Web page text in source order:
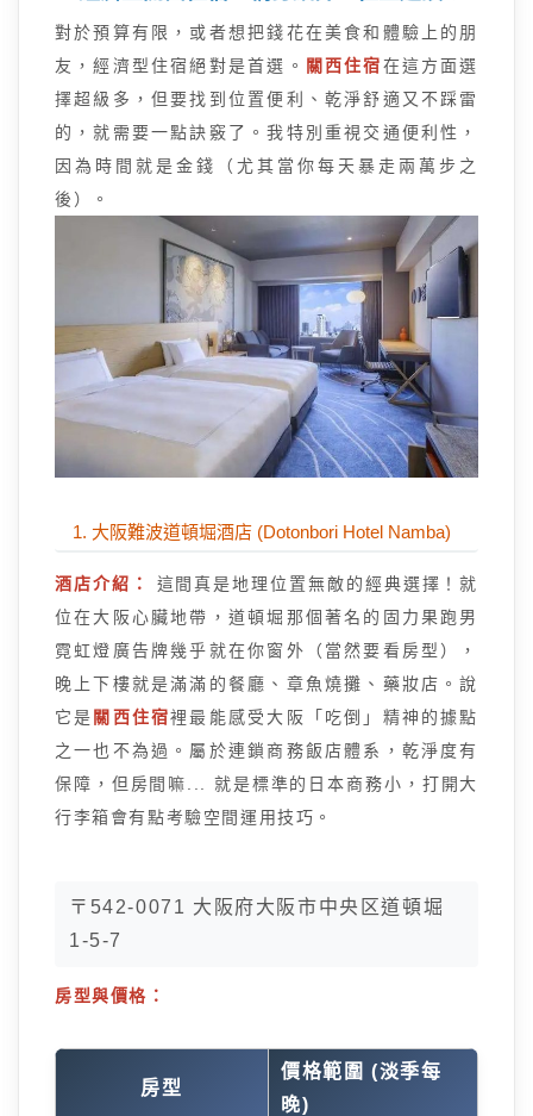
對於預算有限，或者想把錢花在美食和體驗上的朋
友，經濟型住宿絕對是首選。 關西住宿在這方面選
擇超級多，但要找到位置便利、乾淨舒適又不踩雷
的，就需要一點訣竅了。我特別重視交通便利性，
因為時間就是金錢（尤其當你每天暴走兩萬步之
後）。
1. 大阪難波道頓堀酒店 (Dotonbori Hotel Namba)
酒店介紹：
這間真是地理位置無敵的經典選擇！就
位在大阪心臟地帶，道頓堀那個著名的固力果跑男
霓虹燈廣告牌幾乎就在你窗外（當然要看房型），
晚上下樓就是滿滿的餐廳、章魚燒攤、藥妝店。說
它是關西住宿裡最能感受大阪「吃倒」精神的據點
之一也不為過。屬於連鎖商務飯店體系，乾淨度有
保障，但房間嘛... 就是標準的日本商務小，打開大
行李箱會有點考驗空間運用技巧。
〒542-0071 大阪府大阪市中央区道頓堀
1-5-7
房型與價格：
房型
價格範圍 (淡季每
晚)